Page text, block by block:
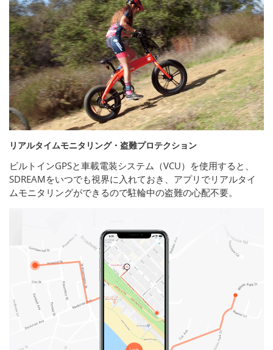
リアルタイムモニタリング・盗難プロテクション
ビルトインGPSと車載電装システム（VCU）を使用すると、
SDREAMをいつでも視界に入れておき、アプリでリアルタイ
ムモニタリングができるので駐輪中の盗難の心配不要。